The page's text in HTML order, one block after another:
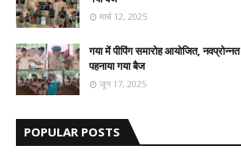
मार्च 12, 2025
गया में पीपिंग समारोह आयोजित,
पहनाया गया बैज
जून 17, 2025
POPULAR POSTS